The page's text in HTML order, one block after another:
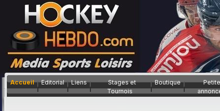
Accueil Editorial Liens
Stages et
Tournois
Boutique